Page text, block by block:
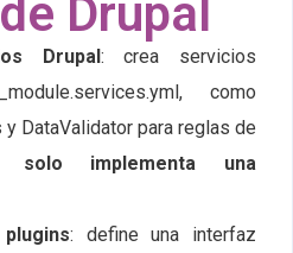
Drupal
Drupal : crea servicios
, como
y DataValidator para reglas de
solo implementa una
: define una interfaz